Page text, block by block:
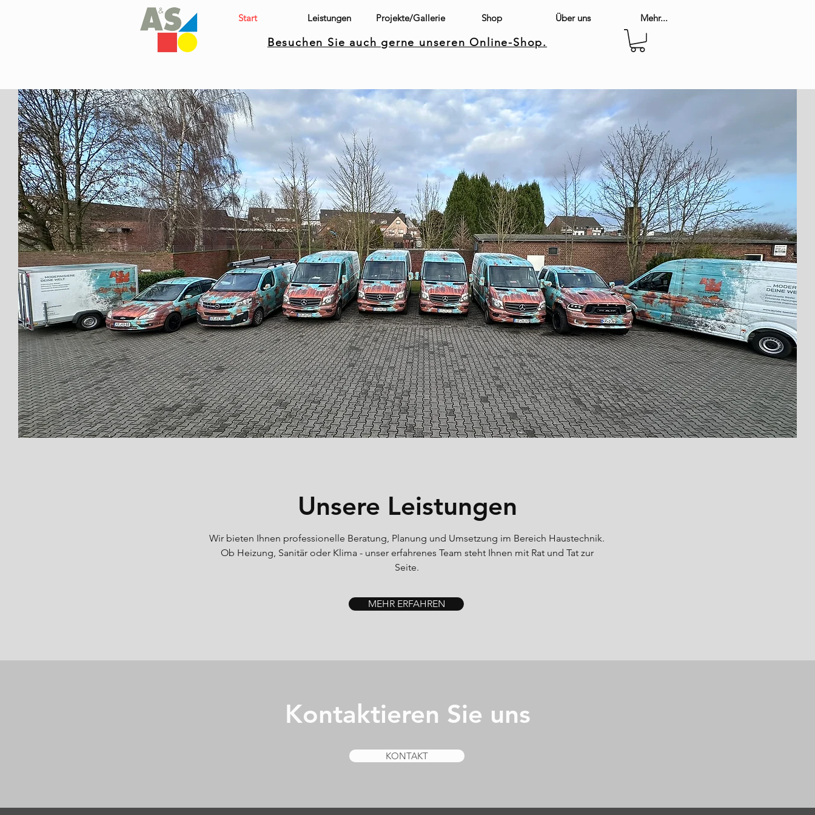
Start Leistungen Projekte/Gallerie Shop Über uns Mehr...
Besuchen Sie auch gerne unseren Online-Shop.
Unsere Leistungen
Wir bieten Ihnen professionelle Beratung, Planung und Umsetzung im Bereich Haustechnik.
Ob Heizung, Sanitär oder Klima - unser erfahrenes Team steht Ihnen mit Rat und Tat zur
Seite.
MEHR ERFAHREN
Kontaktieren Sie uns
KONTAKT